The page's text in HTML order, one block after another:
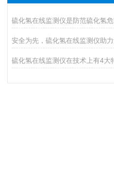
硫化氢在线监测仪在技术上有4大